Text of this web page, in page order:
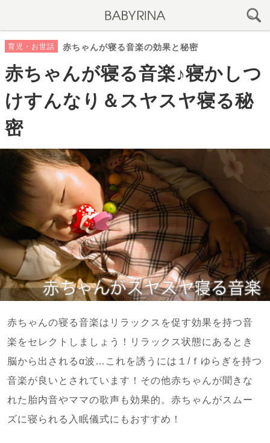
育児・お世話 赤ちゃんが寝る音楽の効果と秘密
赤ちゃんが寝る音楽♪寝かしつ
けすんなり＆スヤスヤ寝る秘
密
赤ちゃんの寝る音楽はリラックスを促す効果を持つ音
楽をセレクトしましょう！リラックス状態にあるとき
脳から出されるα波…これを誘うには１/ｆゆらぎを持つ
音楽が良いとされています！その他赤ちゃんが聞きな
れた胎内音やママの歌声も効果的。赤ちゃんがスムー
ズに寝られる入眠儀式にもおすすめ！